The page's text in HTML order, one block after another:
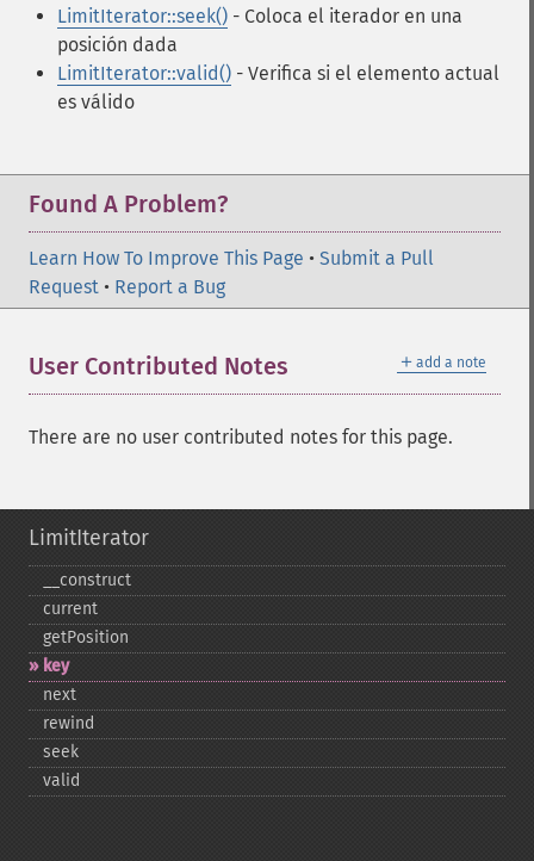
LimitIterator::seek() - Coloca el iterador en una
posición dada
LimitIterator::valid() - Verifica si el elemento actual
es válido
Found A Problem?
Learn How To Improve This Page • Submit a Pull
Request • Report a Bug
＋ add a note
User Contributed Notes
There are no user contributed notes for this page.
LimitIterator
_​_​construct
current
getPosition
key
next
rewind
seek
valid